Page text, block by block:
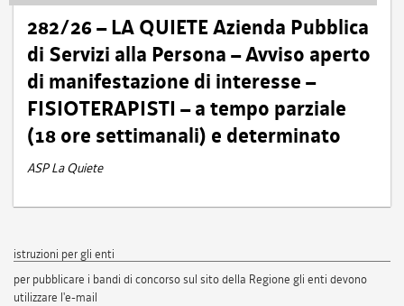
282/26 – LA QUIETE Azienda Pubblica
di Servizi alla Persona – Avviso aperto
di manifestazione di interesse –
FISIOTERAPISTI – a tempo parziale
(18 ore settimanali) e determinato
ASP La Quiete
istruzioni per gli enti
per pubblicare i bandi di concorso sul sito della Regione gli enti devono
utilizzare l'e-mail